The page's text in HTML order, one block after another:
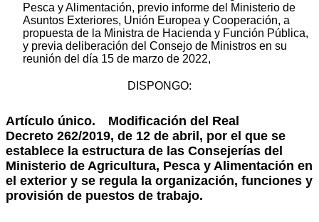
Pesca y Alimentación, previo informe del Ministerio de
Asuntos Exteriores, Unión Europea y Cooperación, a
propuesta de la Ministra de Hacienda y Función Pública,
y previa deliberación del Consejo de Ministros en su
reunión del día 15 de marzo de 2022,
DISPONGO:
Artículo único. Modificación del Real
Decreto 262/2019, de 12 de abril, por el que se
establece la estructura de las Consejerías del
Ministerio de Agricultura, Pesca y Alimentación en
el exterior y se regula la organización, funciones y
provisión de puestos de trabajo.